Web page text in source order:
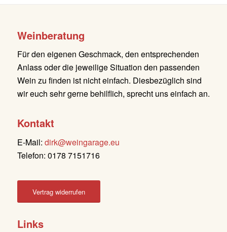
Weinberatung
Für den eigenen Geschmack, den entsprechenden
Anlass oder die jeweilige Situation den passenden
Wein zu finden ist nicht einfach. Diesbezüglich sind
wir euch sehr gerne behilflich, sprecht uns einfach an.
Kontakt
E-Mail: dirk@weingarage.eu
Telefon: 0178 7151716
Vertrag widerrufen
Links